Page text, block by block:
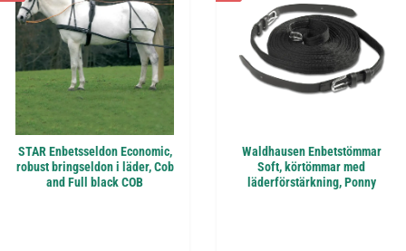
STAR Enbetsseldon Economic,
robust bringseldon i läder, Cob
and Full black COB
Waldhausen Enbetstömmar
Soft, körtömmar med
läderförstärkning, Ponny